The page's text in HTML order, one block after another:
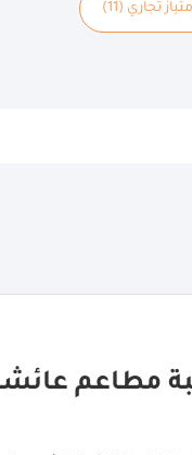
تجاري (11)
مطاعم عائشة